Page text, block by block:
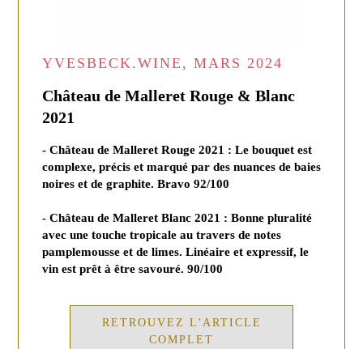
YVESBECK.WINE, MARS 2024
Château de Malleret Rouge & Blanc
2021
- Château de Malleret Rouge 2021 : Le bouquet est
complexe, précis et marqué par des nuances de baies
noires et de graphite. Bravo 92/100
- Château de Malleret Blanc 2021 : Bonne pluralité
avec une touche tropicale au travers de notes
pamplemousse et de limes. Linéaire et expressif, le
vin est prêt à être savouré. 90/100
RETROUVEZ L'ARTICLE
COMPLET